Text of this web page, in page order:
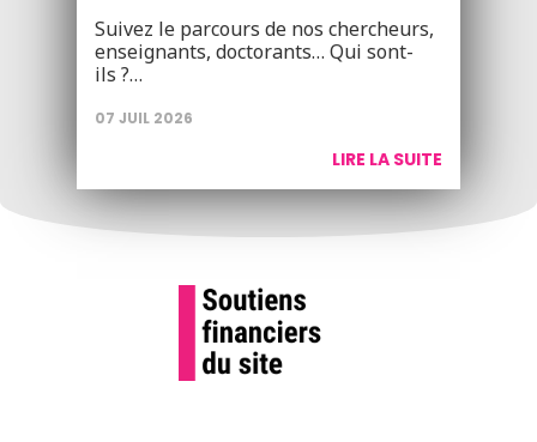
Suivez le parcours de nos chercheurs,
enseignants, doctorants… Qui sont-
ils ?…
07 JUIL 2026
LIRE LA SUITE